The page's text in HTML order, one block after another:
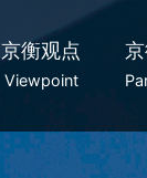
京衡观点
Viewpoint